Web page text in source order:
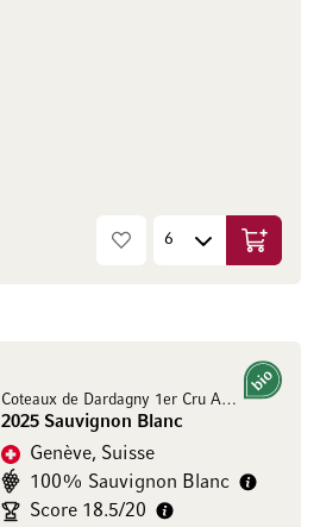
Ajouter
Coteaux de Dardagny 1er Cru AOC
2025 Sauvignon Blanc
Bio
Genève, Suisse
100% Sauvignon Blanc
Score 18.5/20